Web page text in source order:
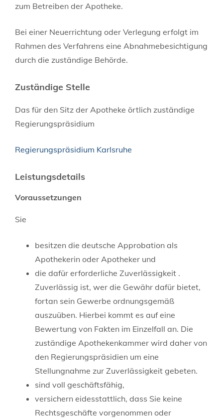
zum Betreiben der Apotheke.
Bei einer Neuerrichtung oder Verlegung erfolgt im
Rahmen des Verfahrens eine Abnahmebesichtigung
durch die zuständige Behörde.
Zuständige Stelle
Das für den Sitz der Apotheke örtlich zuständige
Regierungspräsidium
Regierungspräsidium Karlsruhe
Leistungsdetails
Voraussetzungen
Sie
besitzen die deutsche Approbation als
Apothekerin oder Apotheker und
die dafür erforderliche Zuverlässigkeit .
Zuverlässig ist, wer die Gewähr dafür bietet,
fortan sein Gewerbe ordnungsgemäß
auszuüben. Hierbei kommt es auf eine
Bewertung von Fakten im Einzelfall an. Die
zuständige Apothekenkammer wird daher von
den Regierungspräsidien um eine
Stellungnahme zur Zuverlässigkeit gebeten.
sind voll geschäftsfähig,
versichern eidesstattlich, dass Sie keine
Rechtsgeschäfte vorgenommen oder